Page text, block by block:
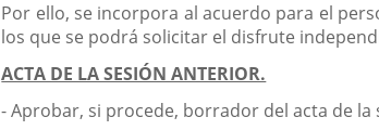
Por ello, se incorpora al acuerdo para el
los que se podrá solicitar el disfrute
ACTA DE LA SESIÓN ANTERIOR.
- Aprobar, si procede, borrador del acta de